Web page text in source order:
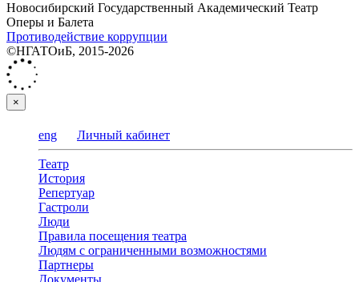
Новосибирский Государственный Академический Театр
Оперы и Балета
Противодействие коррупции
©НГАТОиБ, 2015-2026
×
eng Личный кабинет
Театр
История
Репертуар
Гастроли
Люди
Правила посещения театра
Людям с ограниченными возможностями
Партнеры
Документы